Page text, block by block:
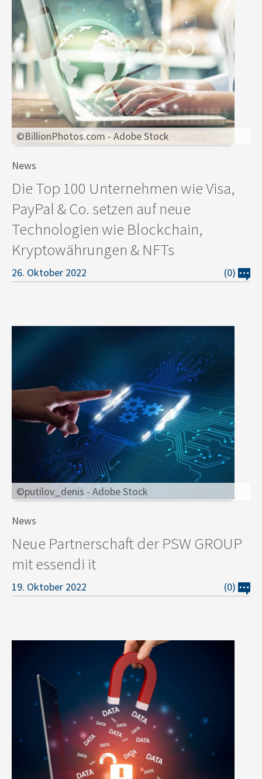
©BillionPhotos.com - Adobe Stock
News
Die Top 100 Unternehmen wie Visa,
PayPal & Co. setzen auf neue
Technologien wie Blockchain,
Kryptowährungen & NFTs
26. Oktober 2022 (0)
©putilov_denis - Adobe Stock
News
Neue Partnerschaft der PSW GROUP
mit essendi it
19. Oktober 2022 (0)